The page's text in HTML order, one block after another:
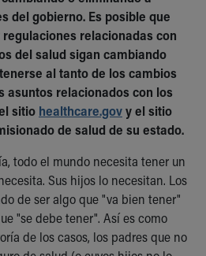
Care Mobile
for Akron Zips
del gobierno. Es posible que
relacionadas con
del salud sigan cambiando
al tanto de los cambios
asuntos relacionados con los
sitio healthcare.govy el sitio
de salud de su estado.
todo el mundo necesita tener un
Sus hijos lo necesitan. Los
de ser algo que "va bien tener"
"se debe tener". Así es como
de los casos, los padres que no